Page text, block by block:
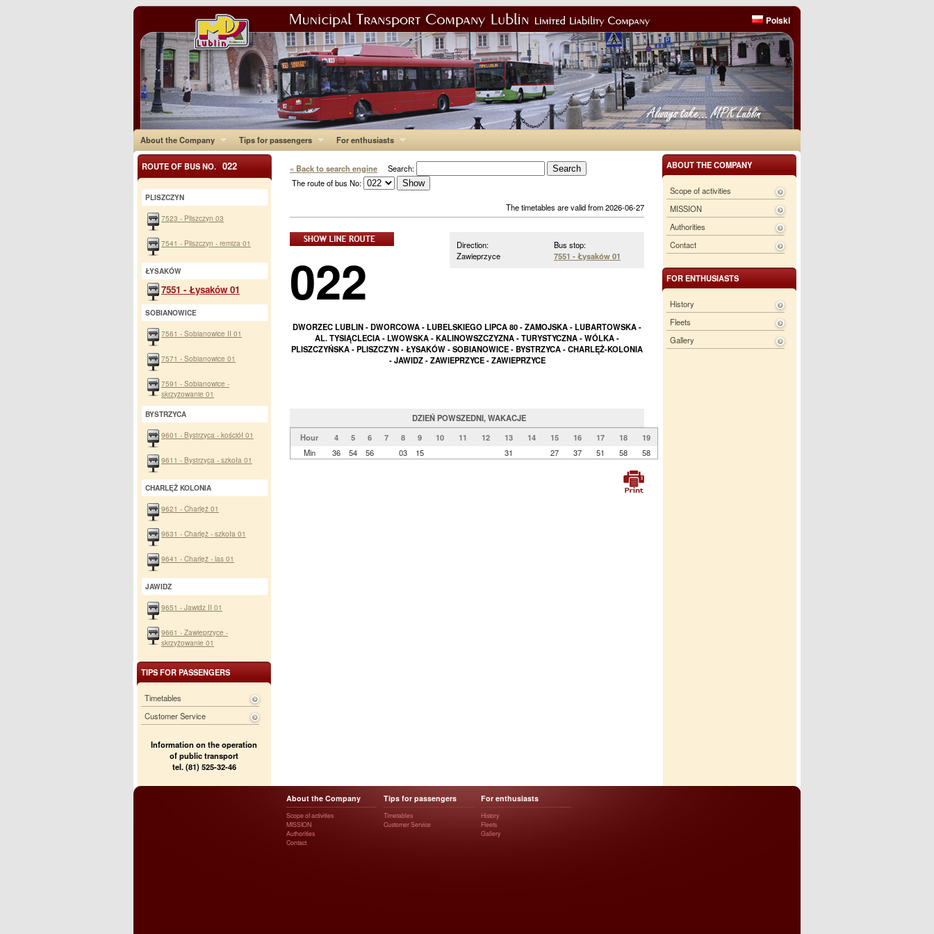
Polski
About the Company Tips for passengers For enthusiasts
ABOUT THE COMPANY
Scope of activities
MISSION
Authorities
Contact
FOR ENTHUSIASTS
History
Fleets
Gallery
« Back to search engine Search:
The route of bus No:
The timetables are valid from 2026-06-27
Bus stop:
7551 - Łysaków 01
Direction:
Zawieprzyce
022
DWORZEC LUBLIN - DWORCOWA - LUBELSKIEGO LIPCA 80 - ZAMOJSKA - LUBARTOWSKA -
AL. TYSIĄCLECIA - LWOWSKA - KALINOWSZCZYZNA - TURYSTYCZNA - WÓLKA -
PLISZCZYŃSKA - PLISZCZYN - ŁYSAKÓW - SOBIANOWICE - BYSTRZYCA - CHARLĘŻ-KOLONIA
- JAWIDZ - ZAWIEPRZYCE - ZAWIEPRZYCE
DZIEŃ POWSZEDNI, WAKACJE
Hour
4 5 6 7 8 9 10 11 12 13 14 15 16 17 18
19
Min
36 54 56 03 15 31 27 37 51 58 58
ROUTE OF BUS NO. 022
PLISZCZYN
7523 - Pliszczyn 03
7541 - Pliszczyn - remiza 01
ŁYSAKÓW
7551 - Łysaków 01
SOBIANOWICE
7561 - Sobianowice II 01
7571 - Sobianowice 01
7591 - Sobianowice -
skrzyżowanie 01
BYSTRZYCA
9601 - Bystrzyca - kościół 01
9611 - Bystrzyca - szkoła 01
CHARLĘŻ KOLONIA
9621 - Charlęż 01
9631 - Charlęż - szkoła 01
9641 - Charlęż - las 01
JAWIDZ
9651 - Jawidz II 01
9661 - Zawieprzyce -
skrzyżowanie 01
TIPS FOR PASSENGERS
Timetables
Customer Service
Information on the operation
of public transport
tel. (81) 525-32-46
About the Company
Scope of activities
MISSION
Authorities
Contact
Tips for passengers
Timetables
Customer Service
For enthusiasts
History
Fleets
Gallery